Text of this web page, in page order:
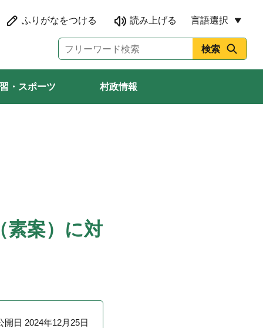
言語選択
・スポーツ 村政情報
素案）に対
開日 2024年12月25日